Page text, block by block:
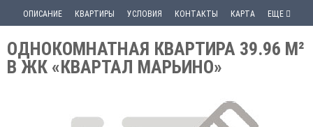
ОПИСАНИЕ КВАРТИРЫ УСЛОВИЯ КОНТАКТЫ КАРТА ЕЩЕ
ОДНОКОМНАТНАЯ КВАРТИРА 39.96 М²
В ЖК «КВАРТАЛ МАРЬИНО»